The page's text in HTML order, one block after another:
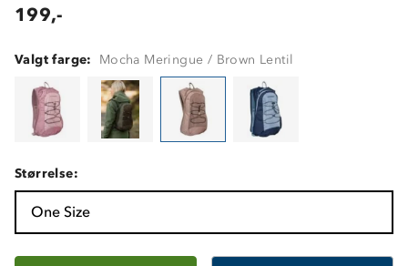
199,-
Valgt farge: Mocha Meringue / Brown Lentil
Størrelse:
One Size